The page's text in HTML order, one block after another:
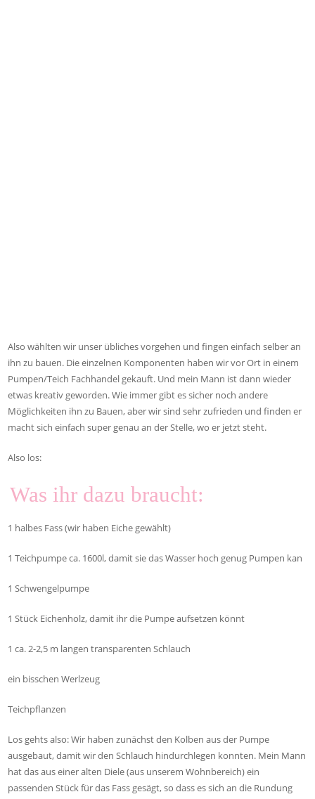
Also wählten wir unser übliches vorgehen und fingen einfach selber an
ihn zu bauen. Die einzelnen Komponenten haben wir vor Ort in einem
Pumpen/Teich Fachhandel gekauft. Und mein Mann ist dann wieder
etwas kreativ geworden. Wie immer gibt es sicher noch andere
Möglichkeiten ihn zu Bauen, aber wir sind sehr zufrieden und finden er
macht sich einfach super genau an der Stelle, wo er jetzt steht.
Also los:
Was ihr dazu braucht:
1 halbes Fass (wir haben Eiche gewählt)
1 Teichpumpe ca. 1600l, damit sie das Wasser hoch genug Pumpen kan
1 Schwengelpumpe
1 Stück Eichenholz, damit ihr die Pumpe aufsetzen könnt
1 ca. 2-2,5 m langen transparenten Schlauch
ein bisschen Werlzeug
Teichpflanzen
Los gehts also: Wir haben zunächst den Kolben aus der Pumpe
ausgebaut, damit wir den Schlauch hindurchlegen konnten. Mein Mann
hat das aus einer alten Diele (aus unserem Wohnbereich) ein
passenden Stück für das Fass gesägt, so dass es sich an die Rundung